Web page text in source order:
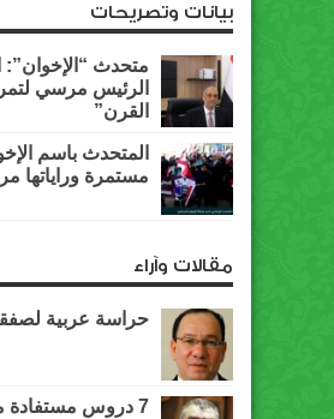
بيانات وتصريحات
متحدث “الإخوان”:
الرئيس مرسي
القرن”
المتحدث باسم
مستمرة وراياتها
مقالات وآراء
حراسة عربية
7 دروس مستفادة من ثورة يناير